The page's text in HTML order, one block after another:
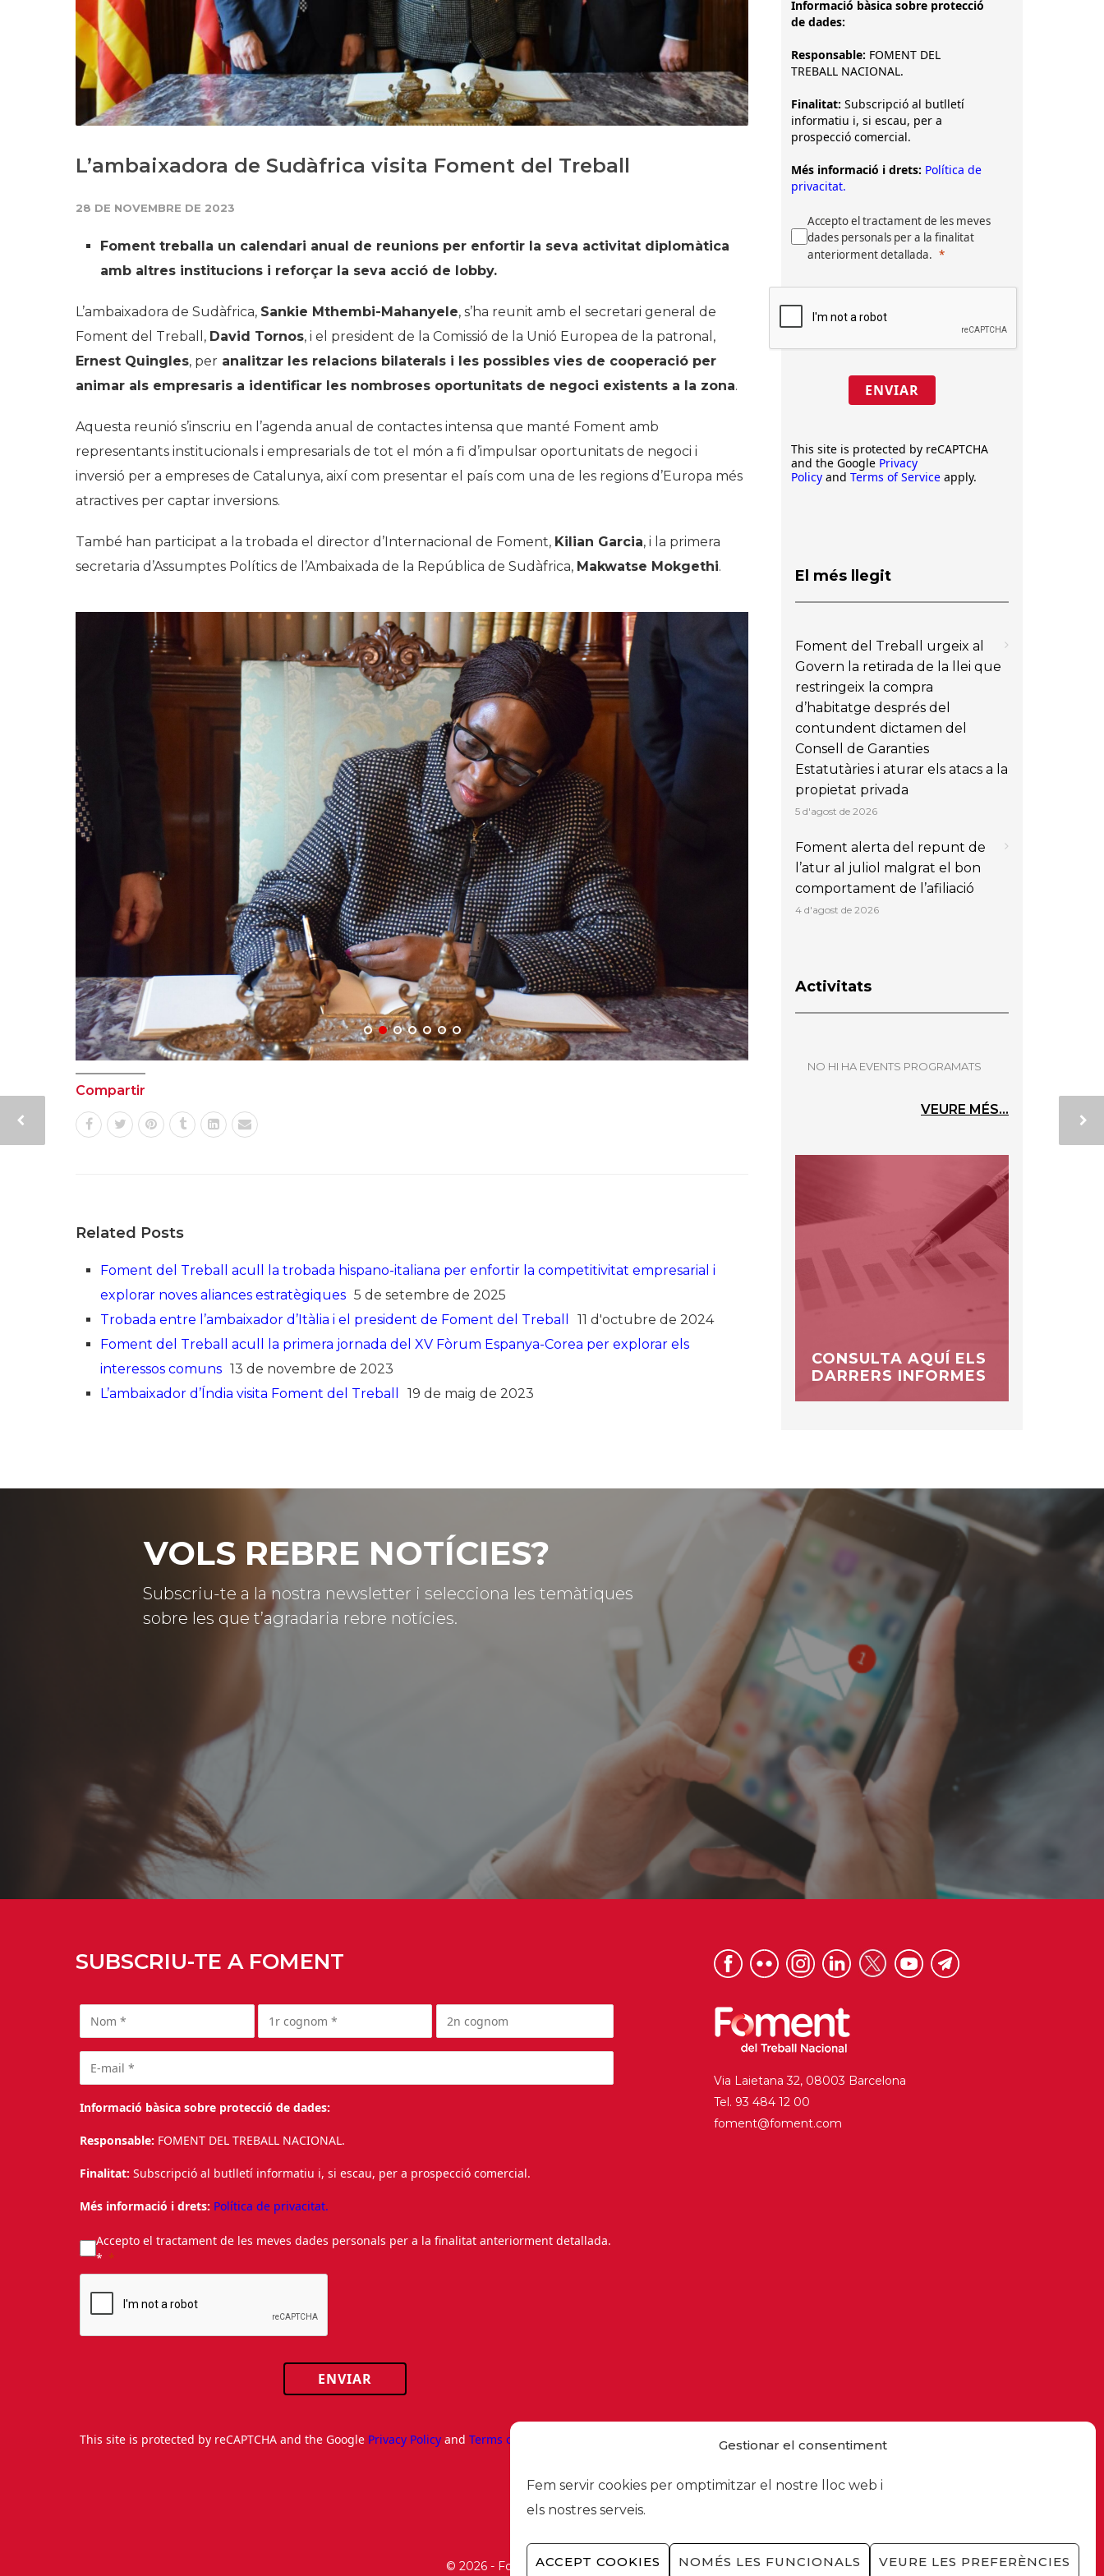
Gestionar el consentiment
Fem servir cookies per omptimitzar el nostre lloc web i
els nostres serveis.
ACCEPT COOKIES NOMÉS LES FUNCIONALS VEURE LES PREFERÈNCIES
Galeria de Presidents
Biblioteca Arxiu
Seu Social
L’ambaixadora de Sudàfrica visita Foment del Treball
28 DE NOVEMBRE DE 2023
Foment treballa un calendari anual de reunions per enfortir la seva activitat diplomàtica
amb altres institucions i reforçar la seva acció de lobby.
L’ambaixadora de Sudàfrica, Sankie Mthembi-Mahanyele, s’ha reunit amb el secretari general de
Foment del Treball, David Tornos, i el president de la Comissió de la Unió Europea de la patronal,
Ernest Quingles, per analitzar les relacions bilaterals i les possibles vies de cooperació per
animar als empresaris a identificar les nombroses oportunitats de negoci existents a la zona.
Aquesta reunió s’inscriu en l’agenda anual de contactes intensa que manté Foment amb
representants institucionals i empresarials de tot el món a fi d’impulsar oportunitats de negoci i
inversió per a empreses de Catalunya, així com presentar el país com una de les regions d’Europa més
atractives per captar inversions.
També han participat a la trobada el director d’Internacional de Foment, Kilian Garcia, i la primera
secretaria d’Assumptes Polítics de l’Ambaixada de la República de Sudàfrica, Makwatse Mokgethi.
Compartir
Related Posts
Foment del Treball acull la trobada hispano-italiana per enfortir la competitivitat empresarial i
explorar noves aliances estratègiques 5 de setembre de 2025
Trobada entre l’ambaixador d’Itàlia i el president de Foment del Treball
11 d'octubre de 2024
Foment del Treball acull la primera jornada del XV Fòrum Espanya-Corea per explorar els
interessos comuns 13 de novembre de 2023
L’ambaixador d’Índia visita Foment del Treball
19 de maig de 2023
Informació bàsica sobre protecció
de dades:
Responsable: FOMENT DEL
TREBALL NACIONAL.
Finalitat: Subscripció al butlletí
informatiu i, si escau, per a
prospecció comercial.
Més informació i drets: Política de
privacitat.
Accepto el tractament de les meves
dades personals per a la finalitat
anteriorment detallada.
ENVIAR
This site is protected by reCAPTCHA
and the Google Privacy
Policy and Terms of Service apply.
El més llegit
Foment del Treball urgeix al
Govern la retirada de la llei que
restringeix la compra
d’habitatge després del
contundent dictamen del
Consell de Garanties
Estatutàries i aturar els atacs a la
propietat privada
5 d'agost de 2026
Foment alerta del repunt de
l’atur al juliol malgrat el bon
comportament de l’afiliació
4 d'agost de 2026
Activitats
NO HI HA EVENTS PROGRAMATS
VEURE MÉS...
CONSULTA AQUÍ ELS
DARRERS INFORMES
VOLS REBRE NOTÍCIES?
Subscriu-te a la nostra newsletter i selecciona les temàtiques
sobre les que t’agradaria rebre notícies.
SUBSCRIU-TE A FOMENT
Informació bàsica sobre protecció de dades:
Responsable: FOMENT DEL TREBALL NACIONAL.
Finalitat: Subscripció al butlletí informatiu i, si escau, per a prospecció comercial.
Més informació i drets: Política de privacitat.
Accepto el tractament de les meves dades personals per a la finalitat anteriorment detallada.
*
ENVIAR
This site is protected by reCAPTCHA and the Google Privacy Policy andTerms of Service
Via Laietana 32, 08003 Barcelona
Tel. 93 484 12 00
foment@foment.com
© 2026 - Foment del Treball Nacional